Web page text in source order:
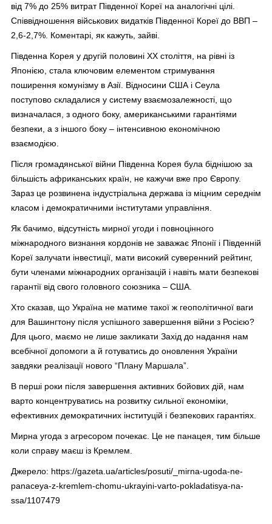
від 7% до 25% витрат Південної Кореї на аналогічні цілі.
Співвідношення військових видатків Південної Кореї до ВВП –
2,6-2,7%. Коментарі, як кажуть, зайві.
Південна Корея у другій половині ХХ століття, на рівні із
Японією, стала ключовим елементом стримування
поширення комунізму в Азії. Відносини США і Сеула
поступово складалися у систему взаємозалежності, що
визначалася, з одного боку, американськими гарантіями
безпеки, а з іншого боку – інтенсивною економічною
взаємодією.
Після громадянської війни Південна Корея була біднішою за
більшість африканських країн, не кажучи вже про Європу.
Зараз це розвинена індустріальна держава із міцним середнім
класом і демократичними інститутами управління.
Як бачимо, відсутність мирної угоди і повноцінного
міжнародного визнання кордонів не заважає Японії і Південній
Кореї залучати інвестиції, мати високий суверенний рейтинг,
бути членами міжнародних організацій і навіть мати безпекові
гарантії від свого головного союзника – США.
Хто сказав, що Україна не матиме такої ж геополітичної ваги
для Вашингтону після успішного завершення війни з Росією?
Для цього, маємо не лише закликати Захід до надання нам
всебічної допомоги а й готуватись до оновлення України
завдяки реалізації нового “Плану Маршала”.
В перші роки після завершення активних бойових дій, нам
варто концентруватись на розвитку сильної економіки,
ефективних демократичних інституцій і безпекових гарантіях.
Мирна угода з агресором почекає. Це не панацея, тим більше
коли справу маєш із Кремлем.
Джерело: https://gazeta.ua/articles/posuti/_mirna-ugoda-ne-
panaceya-z-kremlem-chomu-ukrayini-varto-pokladatisya-na-
ssa/1107479